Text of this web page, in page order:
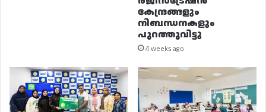
കേന്ദ്രങ്ങളും
നിബന്ധനകളും
പുറത്തുവിട്ടു
4 weeks ago